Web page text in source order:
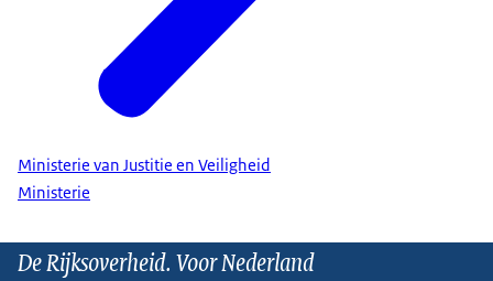
Ministerie van Justitie en Veiligheid
Ministerie
De Rijksoverheid. Voor Nederland